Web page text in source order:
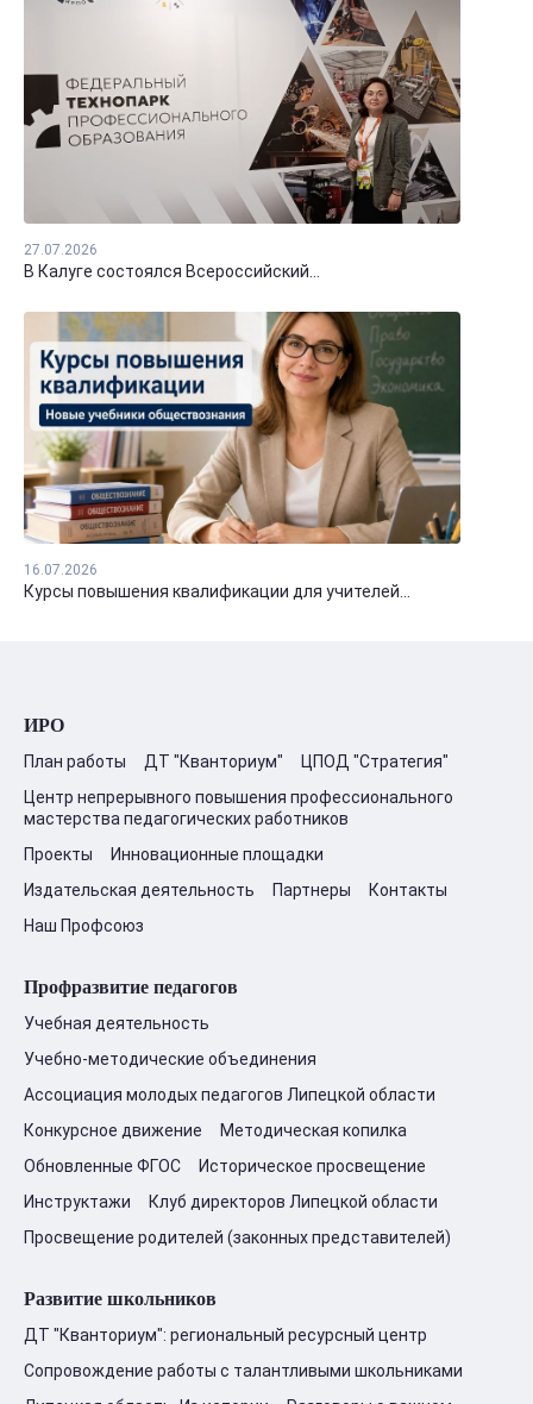
27.07.2026
В Калуге состоялся Всероссийский...
16.07.2026
Курсы повышения квалификации для учителей...
ИРО
План работы ДТ "Кванториум"
ЦПОД "Стратегия"
Центр непрерывного повышения профессионального
мастерства педагогических работников
Проекты
Инновационные площадки
Издательская деятельность
Партнеры
Контакты
Наш Профсоюз
Профразвитие педагогов
Учебная деятельность
Учебно-методические объединения
Ассоциация молодых педагогов Липецкой области
Конкурсное движение
Методическая копилка
Обновленные ФГОС
Историческое просвещение
Инструктажи
Клуб директоров Липецкой области
Просвещение родителей (законных представителей)
Развитие школьников
ДТ "Кванториум": региональный ресурсный центр
Сопровождение работы с талантливыми школьниками